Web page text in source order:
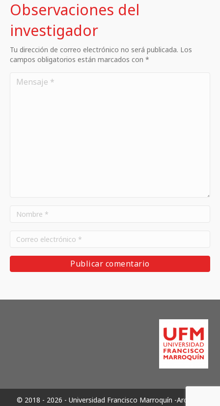
Observaciones del
investigador
Tu dirección de correo electrónico no será publicada. Los
campos obligatorios están marcados con *
© 2018 - 2026 - Universidad Francisco Marroquín -Archivos